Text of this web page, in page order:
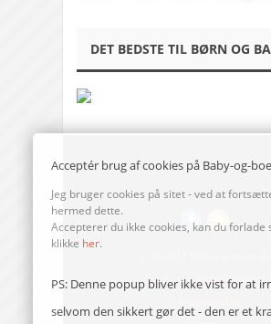
DET BEDSTE TIL BØRN OG
Send en mail til redaktionen
Acceptér brug af cookies på Baby-og-
Jeg bruger cookies på sitet - ved at
hermed dette.
Accepterer du ikke cookies, kan du forlade
klikke her.
PS: Denne popup bliver ikke vist for at
selvom den sikkert gør det - den er et